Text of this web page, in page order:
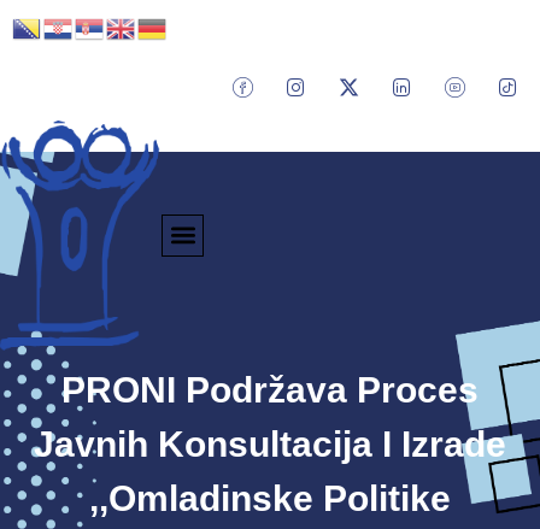
PRONI Podržava Proces
Javnih Konsultacija I Izrade
,,Omladinske Politike